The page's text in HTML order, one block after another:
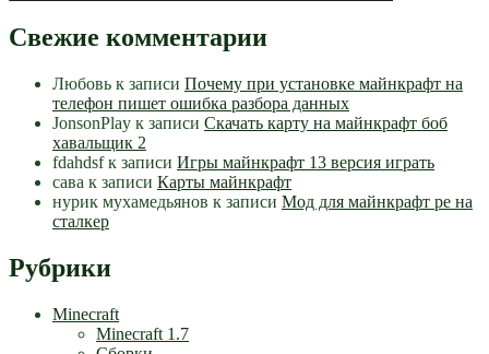
Свежие комментарии
Любовь к записи Почему при установке майнкрафт на
телефон пишет ошибка разбора данных
JonsonPlay к записи Скачать карту на майнкрафт боб
хавальщик 2
fdahdsfк записи Игры майнкрафт 13 версия играть
сава к записи Карты майнкрафт
нурик мухамедьянов к записи Мод для майнкрафт pe на
сталкер
Рубрики
Minecraft
Minecraft 1.7